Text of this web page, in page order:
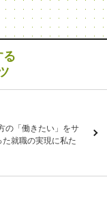
る
の「働きたい」をサ
就職の実現に私た